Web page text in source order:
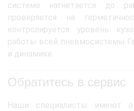
система нагнетается до
проверяется на
контролируется уровень
работы всей пневмосистемы
и динамике.
Обратитесь в сервис
Наши специалисты имеют